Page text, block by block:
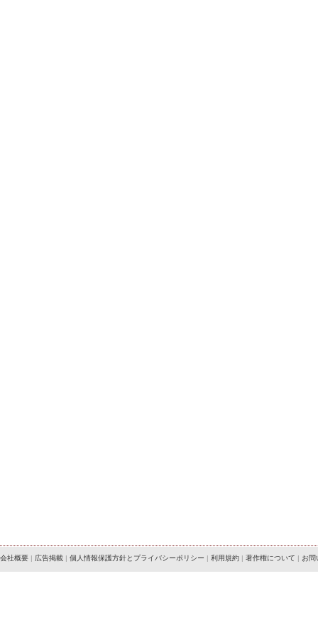
会社概要 | 広告掲載 | 個人情報保護方針とプライバシーポリシー | 利用規約 | 著作権について | お問